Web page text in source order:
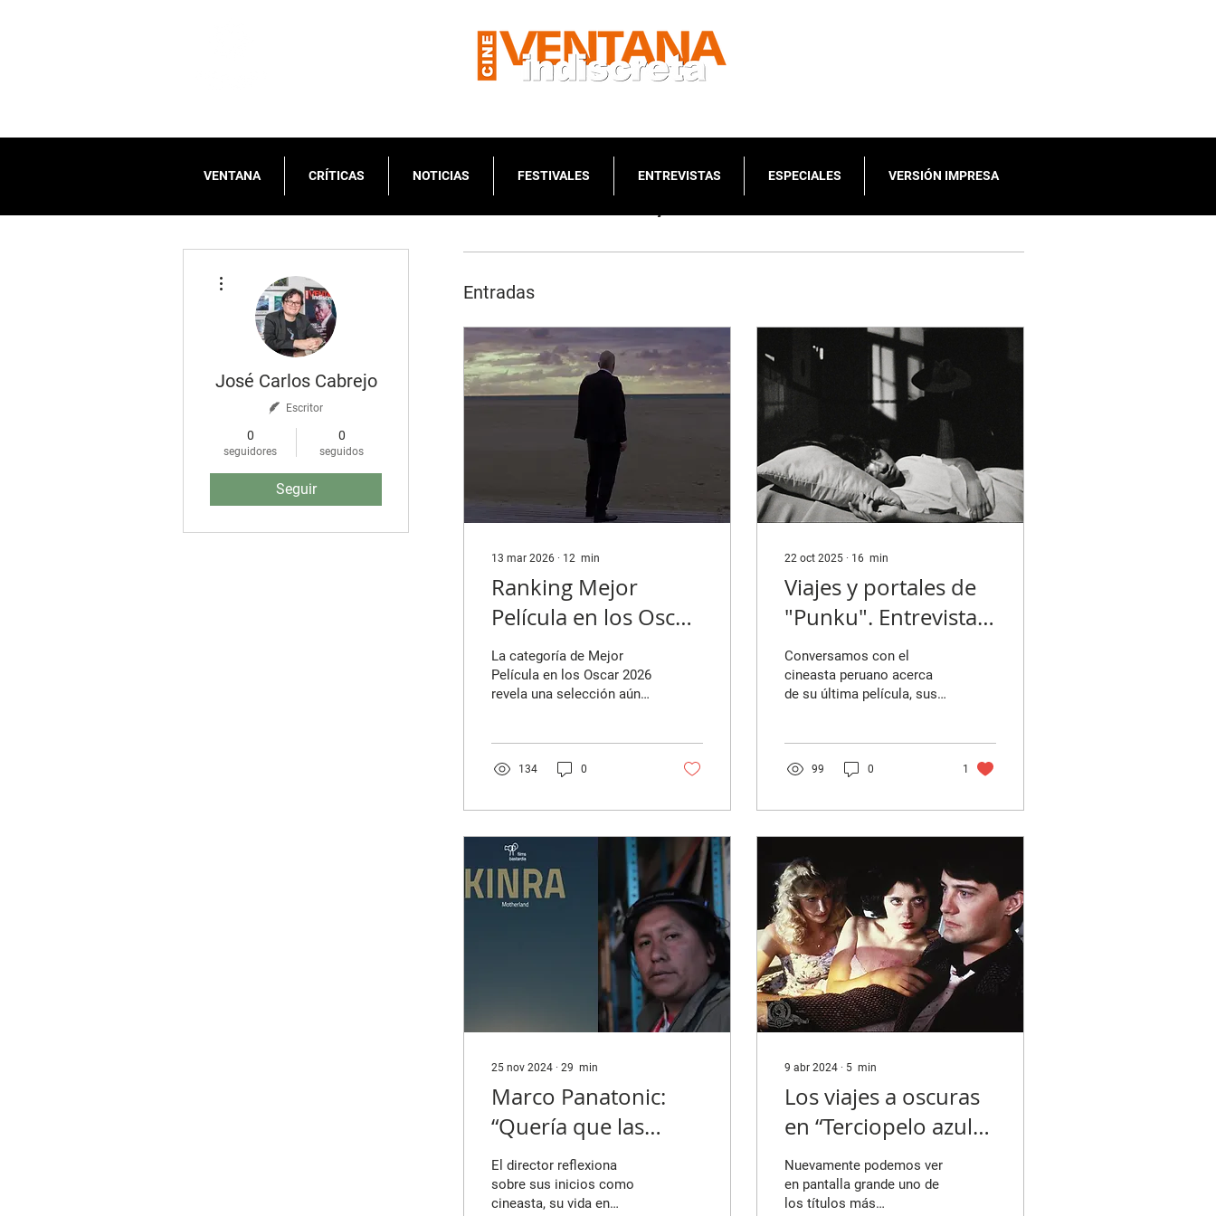
Entradas
13 mar 2026 ∙ 12 min
Ranking Mejor
Película en los Oscar
2026: ¿La edición
más floja en años?
La categoría de Mejor
Película en los Oscar 2026
revela una selección aún
mayor los diez títulos
desde las propuestas más
excepcionalmente, se
encuentran entre las
mejores películas
realizadas en tiempos
Value" (2025). Fuente:
Lumiere Cinema Romford
134 0
22 oct 2025 ∙ 16 min
Viajes y portales de
"Punku". Entrevista
con Juan Daniel
Fernández Molero.
Conversamos con el
cineasta peruano acerca
de su última película, sus
David Lynch y mucho más.
Alberto Ríos
Fernández Molero, director
de "Punku" (2025). Fuente:
Tiempolibre cine José
Carlos Cabrejo (JCC): El
motivo del ojo me llamó
mucho la atención: tanto
la pérdida del ojo como el
encuadre subjetivo desde
la...
99 0 1
25 nov 2024 ∙ 29 min
Marco Panatonic:
“Quería que las
personas
quechuahablantes
El director reflexiona
sobre sus inicios como
cineasta, su vida en
9 abr 2024 ∙ 5 min
Los viajes a oscuras
en “Terciopelo azul”
(1986)
Nuevamente podemos ver
en pantalla grande uno de
los títulos más
José Carlos Cabrejo
Escritor
0
seguidores
0
seguidos
Seguir
VENTANA CRÍTICAS NOTICIAS FESTIVALES ENTREVISTAS ESPECIALES VERSIÓN IMPRESA